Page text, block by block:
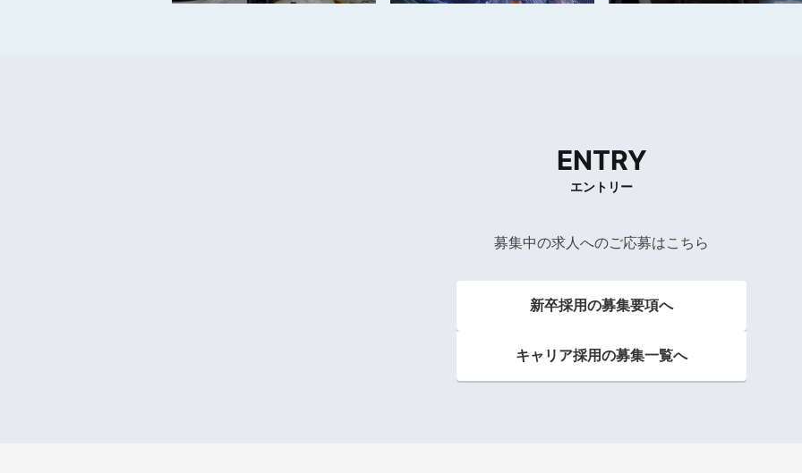
ENTRY
エントリー
募集中の求人へのご応募はこちら
新卒採用の募集要項へ
キャリア採用の募集一覧へ